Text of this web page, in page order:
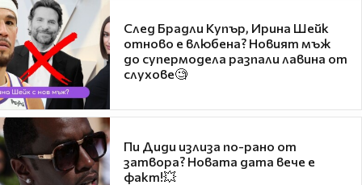
След Брадли Купър, Ирина Шейк
отново е влюбена? Новият мъж
до супермодела разпали лавина от
слухове🧐
Пи Диди излиза по-рано от
затвора? Новата дата вече е
факт!💥